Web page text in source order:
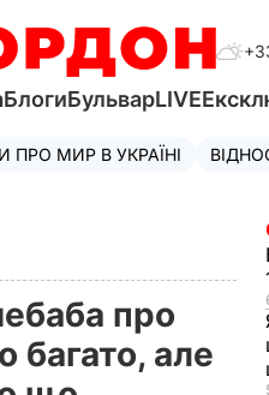
БлогиБульварLIVE
ПРО МИР В УКРАЇНІ
про
багато, але